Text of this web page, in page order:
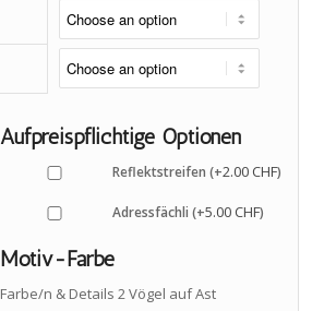
Aufpreispflichtige Optionen
Reflektstreifen (+2.00 CHF)
Adressfächli (+5.00 CHF)
Motiv-Farbe
Farbe/n & Details 2 Vögel auf Ast